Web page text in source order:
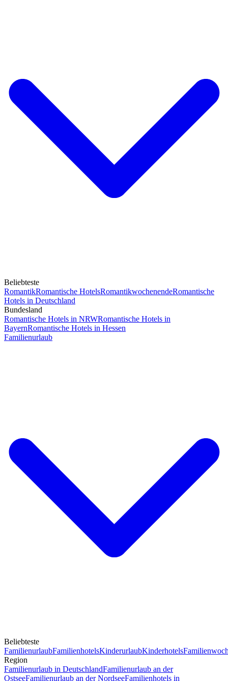
Beliebteste
RomantikRomantische HotelsRomantikwochenendeRomantische
Hotels in Deutschland
Bundesland
Romantische Hotels in NRWRomantische Hotels in
BayernRomantische Hotels in Hessen
Familienurlaub
Beliebteste
FamilienurlaubFamilienhotelsKinderurlaubKinderhotels
Region
Familienurlaub in DeutschlandFamilienurlaub an der
OstseeFamilienurlaub an der NordseeFamilienhotels in